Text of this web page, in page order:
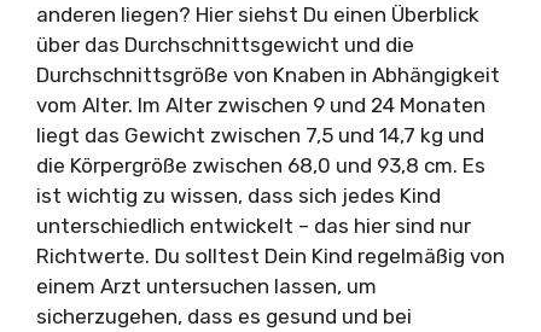
anderen liegen? Hier siehst Du einen Überblick
über das Durchschnittsgewicht und die
Durchschnittsgröße von Knaben in Abhängigkeit
vom Alter. Im Alter zwischen 9 und 24 Monaten
liegt das Gewicht zwischen 7,5 und 14,7 kg und
die Körpergröße zwischen 68,0 und 93,8 cm. Es
ist wichtig zu wissen, dass sich jedes Kind
unterschiedlich entwickelt – das hier sind nur
Richtwerte. Du solltest Dein Kind regelmäßig von
einem Arzt untersuchen lassen, um
sicherzugehen, dass es gesund und bei